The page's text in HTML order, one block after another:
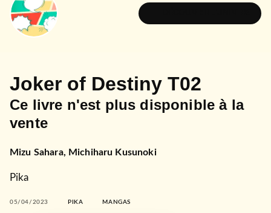
Joker of Destiny T02
Ce livre n'est plus disponible à la
vente
Mizu Sahara, Michiharu Kusunoki
Pika
05/04/2023 PIKA MANGAS